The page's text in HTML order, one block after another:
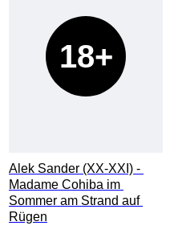
18+
Alek Sander (XX-XXI) -
Madame Cohiba im
Sommer am Strand auf
Rügen